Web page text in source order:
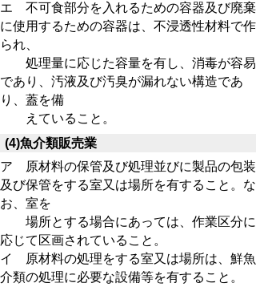
エ 不可食部分を入れるための容器及び廃棄
に使用するための容器は、不浸透性材料で作
られ、
処理量に応じた容量を有し、消毒が容易
であり、汚液及び汚臭が漏れない構造であ
り、蓋を備
えていること。
(4)魚介類販売業
ア 原材料の保管及び処理並びに製品の包装
及び保管をする室又は場所を有すること。な
お、室を
場所とする場合にあっては、作業区分に
応じて区画されていること。
イ 原材料の処理をする室又は場所は、鮮魚
介類の処理に必要な設備等を有すること。